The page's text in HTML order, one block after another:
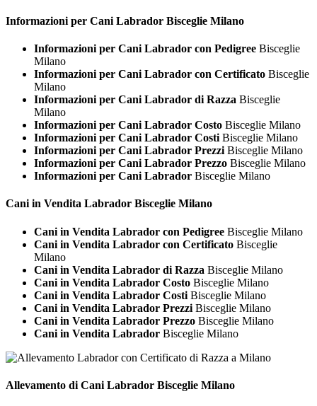
Informazioni per Cani Labrador Bisceglie Milano
Informazioni per Cani Labrador con Pedigree Bisceglie
Milano
Informazioni per Cani Labrador con Certificato Bisceglie
Milano
Informazioni per Cani Labrador di Razza Bisceglie
Milano
Informazioni per Cani Labrador Costo Bisceglie Milano
Informazioni per Cani Labrador Costi Bisceglie Milano
Informazioni per Cani Labrador Prezzi Bisceglie Milano
Informazioni per Cani Labrador Prezzo Bisceglie Milano
Informazioni per Cani Labrador Bisceglie Milano
Cani in Vendita Labrador Bisceglie Milano
Cani in Vendita Labrador con Pedigree Bisceglie Milano
Cani in Vendita Labrador con Certificato Bisceglie
Milano
Cani in Vendita Labrador di Razza Bisceglie Milano
Cani in Vendita Labrador Costo Bisceglie Milano
Cani in Vendita Labrador Costi Bisceglie Milano
Cani in Vendita Labrador Prezzi Bisceglie Milano
Cani in Vendita Labrador Prezzo Bisceglie Milano
Cani in Vendita Labrador Bisceglie Milano
Allevamento di Cani Labrador Bisceglie Milano